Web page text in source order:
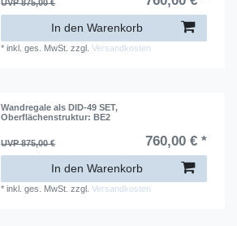
UVP 875,00 €
In den Warenkorb
*inkl. ges. MwSt. zzgl.Versandkosten
Wandregale als DID-49 SET,
Oberflächenstruktur: BE2
UVP 875,00 € 760,00 € *
In den Warenkorb
*inkl. ges. MwSt. zzgl.Versandkosten